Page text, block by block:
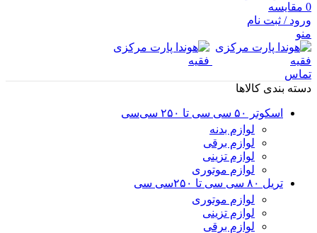
0 مقایسه
ورود / ثبت نام
منو
تماس
دسته بندی کالاها
اسکوتر ۵۰ سی سی تا ۲۵۰ سی‌سی
لوازم بدنه
لوازم برقی
لوازم تزینی
لوازم موتوری
تریل ۸۰ سی سی تا ۲۵۰سی سی
لوازم موتوری
لوازم تزینی
لوازم برقی